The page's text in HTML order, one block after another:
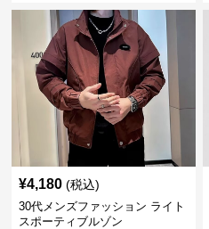
¥4,180 (税込)
30代メンズファッション ライト
スポーティブルゾン